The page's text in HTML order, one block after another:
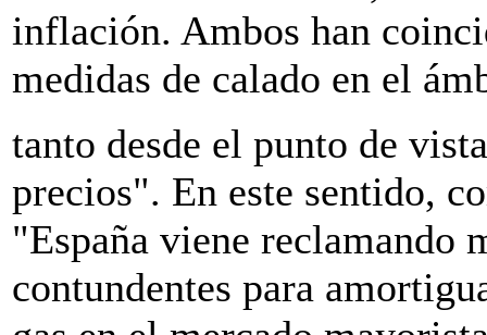
inflación. Ambos han
medidas de calado en el
tanto desde el punto de
precios". En este sentido,
"España viene reclamando
contundentes para